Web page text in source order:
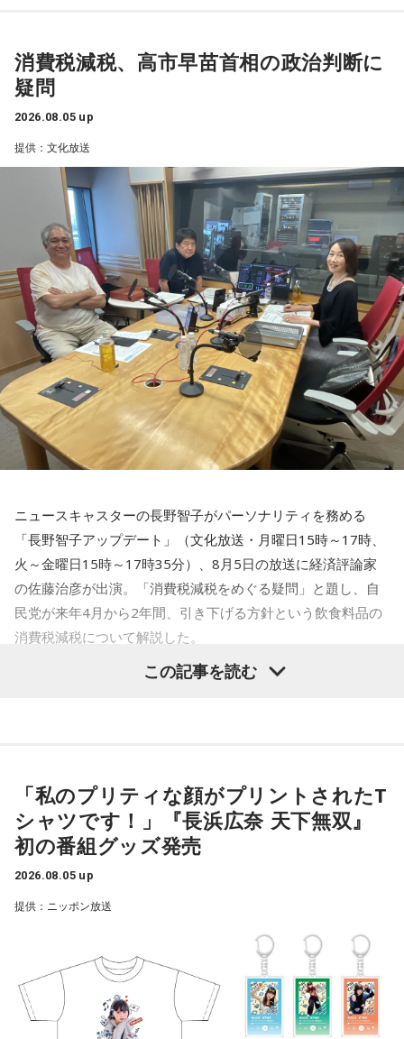
【12位】射手座（いて座）
頑張りすぎに注意の日。仕事や頼まれごとを抱え込みすぎ
て、気づいたらパンク寸前になりそうです。断る勇気を持つ
上手に頼ることを心がけて。紫色の服を身につけると、心が
落ち着きそう。
【今日の一言メッセージ】
勝ち負けにこだわりすぎると、大切なものを見落としてしま
います。誰かと張り合う気持ちが湧いてきたら、「自分は何
のためにこれをしているのか」と立ち止まってみましょう。
本当に欲しいものは、競争の先ではなく、自分の内側にある
はずです。
■監修者プロフィール：草彅健太（くさなぎ・けんた）
東京・池袋占い館セレーネ所属。メンタルケアカウンセラ
ー。鑑定件数は若い女性を中心に7,000件を超え、占いイベン
トやアプリの監修も手がける。また、イベントMCや声優とし
ての活動もしており、芸能関係者からの依頼も多い。
Webサイト：https://selene-uranai.com/
YouTube：https://youtu.be/UHrZuZcHTj4
手を伸ばしましょう。こしょうやワサビなど、ピリッとした
スパイスが◎。
仕事やキャリアに対してじっくり向き合うと良い日。成果を
急ぐよりも、今あるものをしっかり守り固めることを意識し
ましょう。出費を抑えたいなら、必要かどうかを一晩寝かせ
てから決めるくらいの慎重さを。近くの神社にお参りすると
気持ちが整いそう。
【8位】双子座（ふたご座）
心の奥にしまっていたものが浮かび上がりやすい日。過去の
人間関係や手放したはずの気持ちが顔を出すかもしれません
が、無理に蓋をしなくて大丈夫。今の自分として受け止め直
すことで、気持ちが軽くなりそうです。お寺に足を運ぶと心
が静まるはず。
【9位】水瓶座（みずがめ座）
心地よく整えると良い日。散らかっている場所を片づけた
り、インテリアを少し変えてみたりすると気持ちに余裕が生
まれそうです。小さなことでも、感謝を言葉にすると空気が
やわらぐはず。お気に入りのグラスで飲み物を楽しんでみま
【10位】牡羊座（おひつじ座）
お金の使い方に注意したい日。小さな出費が積み重なりやす
いので、財布を開く前にひと呼吸おくことを意識して。新し
いスキルや資格への投資は、今日は情報収集にとどめておく
のが無難。光るものを身につけると気持ちが引き締まりそ
う。
【11位】天秤座（てんびん座）
見えないストレスが溜まりやすい日。人間関係で「なんとな
【12位】射手座（いて座）
頑張りすぎに注意の日。仕事や頼まれごとを抱え込みすぎ
て、気づいたらパンク寸前になりそうです。断る勇気を持つ
ことも意識しましょう。全部ひとりでやろうとせず、周囲に
上手に頼ることを心がけて。紫色の服を身につけると、心が
落ち着きそう。
勝ち負けにこだわりすぎると、大切なものを見落としてしま
います。誰かと張り合う気持ちが湧いてきたら、「自分は何
のためにこれをしているのか」と立ち止まってみましょう。
本当に欲しいものは、競争の先ではなく、自分の内側にある
長野智子
鈴木
「鈴木（俊一）幹事長も言っていましたね。明示しなが
ら話してください、と」
佐藤治彦「党としては賛成していませんよ、という、におい
がプンプンする発言でしたね。政府で財源のことは手当をし
てくださいね、ということですよね。でも財源についてはま
だきちんとしたものは出ていません」
長野「租税特別措置や補助金の見直しをして、という感じが
出ています」
佐藤「本当のハラは、税収の上振れがあるから大丈夫だ、と
いうことだと思います」
長野「よくテレビでもエコノミストの方が言っていますね。
黒字化、みたいな話は報じられています」
佐藤「2026年も税収上振れ分があった。皆が大変な思いをし
ている中、国はビックリするほど税金が入ってきているわけ
です。思ったより税収があるから、2026年だってプライマリ
ーバランスはプラスになる、トントンではあるだろうと思っ
ていたら、ギリギリで高市（早苗首相）さんが補正予算を組
んだので、また赤字になった、という状況です。恐らく、税
佐藤「万が一、大きな出来事が起きたらね。たとえばこうし
て熊本で自信が起きた。支出は増える。ある程度、予備のお
金をとっておくことは必要です。そういったこともせずに、
もっと税収は入ってくるだろうね、使えばいい、と。これか
消費税減税ということを、よくこんな中途半端なところで決
定したな、と。責任政党と言っている自民党がやることか、
と驚きます」
消費税減税、高市早苗首相の政治判断に
疑問
2026.08.05 up
提供：文化放送
ニュースキャスターの長野智子がパーソナリティを務める
「長野智子アップデート」（文化放送・月曜日15時～17時、
火～金曜日15時～17時35分）、8月5日の放送に経済評論家
の佐藤治彦が出演。「消費税減税をめぐる疑問」と題し、自
民党が来年4月から2年間、引き下げる方針という飲食料品の
消費税減税について解説した。
鈴木敏夫（文化放送解説委員）「自民党は、きょう開いた臨
長野智子「結局、財源もハッキリしないままでいます」
鈴木 「鈴木（俊一）幹事長も言っていましたね。明示しなが
「党としては賛成していませんよ、という、におい
がプンプンする発言でしたね。政府で財源のことは手当をし
てくださいね、ということですよね。でも財源についてはま
だきちんとしたものは出ていません」
この記事を読む
「私のプリティな顔がプリントされたT
シャツです！」『長浜広奈 天下無双』
初の番組グッズ発売
2026.08.05 up
提供：ニッポン放送